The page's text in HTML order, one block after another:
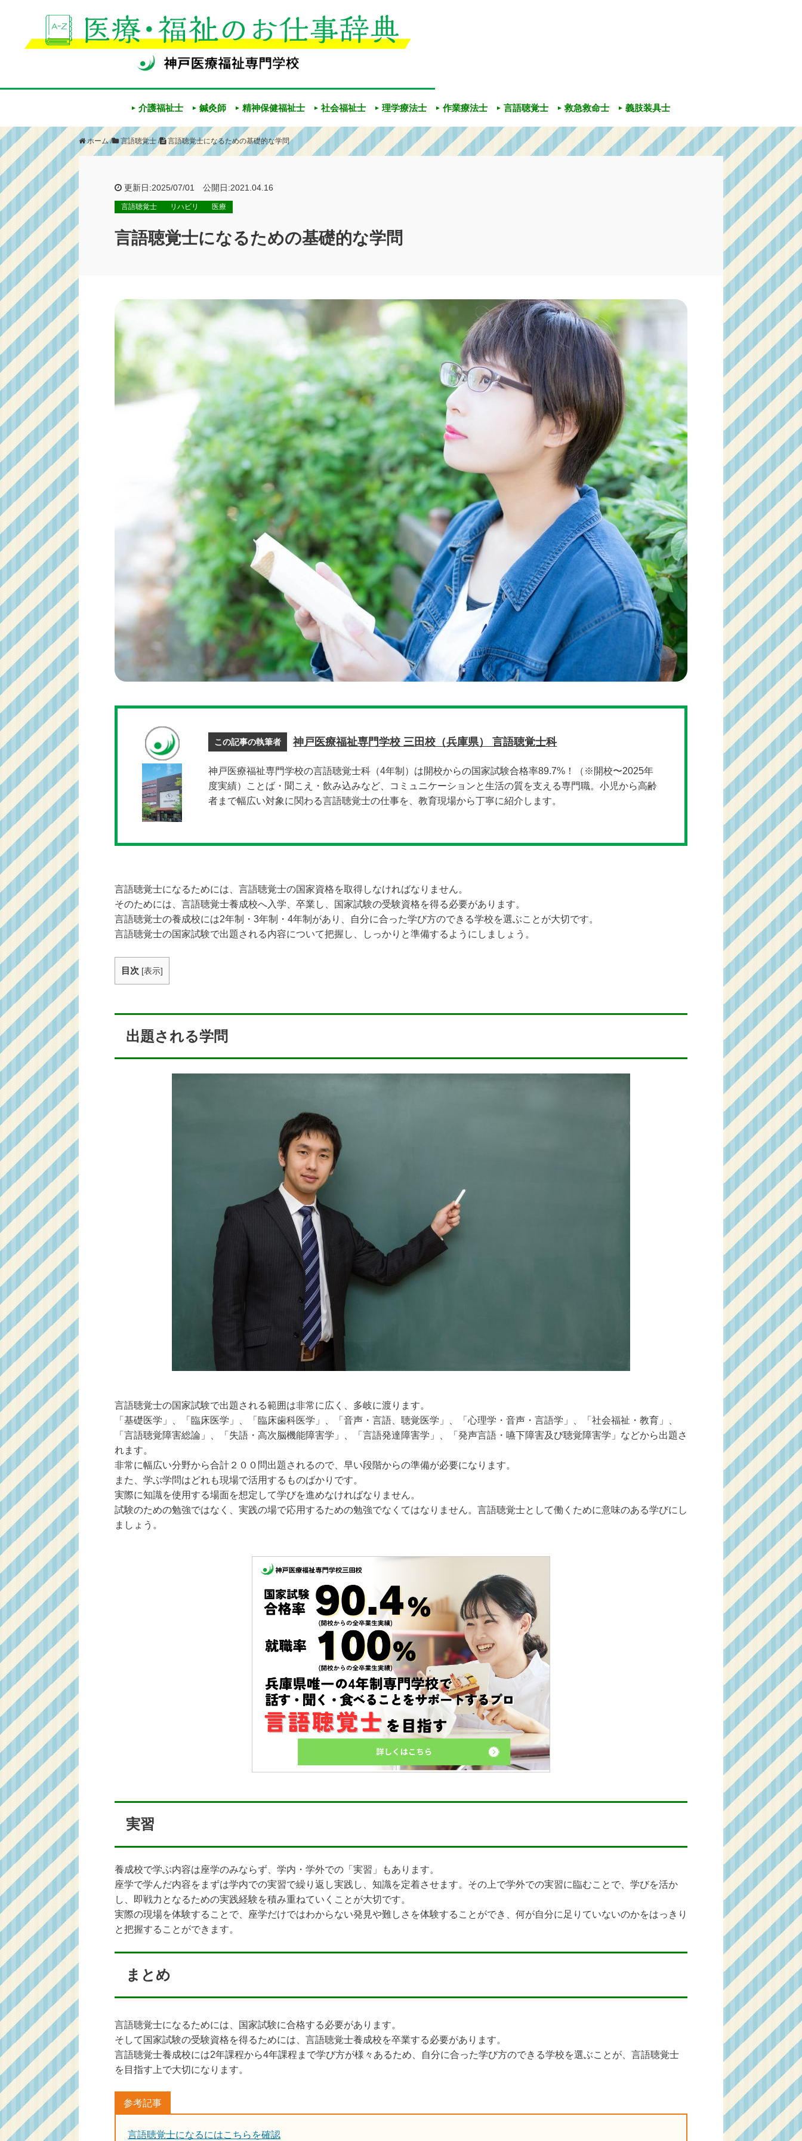
介護福祉士 鍼灸師 精神保健福祉士 社会福祉士 理学療法士 作業療法士 言語聴覚士 救急救命士 義肢装具士
ホーム/ 言語聴覚士 / 言語聴覚士になるための基礎的な学問
更新日:2025/07/01 公開日:2021.04.16
言語聴覚士 リハビリ 医療
言語聴覚士になるための基礎的な学問
この記事の執筆者 神戸医療福祉専門学校 三田校（兵庫県） 言語聴覚士科
神戸医療福祉専門学校の言語聴覚士科（4年制）は開校からの国家試験合格率89.7%！（※開校〜2025年
度実績）ことば・聞こえ・飲み込みなど、コミュニケーションと生活の質を支える専門職。小児から高齢
者まで幅広い対象に関わる言語聴覚士の仕事を、教育現場から丁寧に紹介します。
言語聴覚士になるためには、言語聴覚士の国家資格を取得しなければなりません。
そのためには、言語聴覚士養成校へ入学、卒業し、国家試験の受験資格を得る必要があります。
言語聴覚士の養成校には2年制・3年制・4年制があり、自分に合った学び方のできる学校を選ぶことが大切です。
言語聴覚士の国家試験で出題される内容について把握し、しっかりと準備するようにしましょう。
目次 [表示]
出題される学問
言語聴覚士の国家試験で出題される範囲は非常に広く、多岐に渡ります。
「基礎医学」、「臨床医学」、「臨床歯科医学」、「音声・言語、聴覚医学」、「心理学・音声・言語学」、「社会福祉・教育」、
「言語聴覚障害総論」、「失語・高次脳機能障害学」、「言語発達障害学」、「発声言語・嚥下障害及び聴覚障害学」などから出題さ
れます。
非常に幅広い分野から合計２００問出題されるので、早い段階からの準備が必要になります。
また、学ぶ学問はどれも現場で活用するものばかりです。
実際に知識を使用する場面を想定して学びを進めなければなりません。
試験のための勉強ではなく、実践の場で応用するための勉強でなくてはなりません。言語聴覚士として働くために意味のある学びにし
ましょう。
実習
養成校で学ぶ内容は座学のみならず、学内・学外での「実習」もあります。
座学で学んだ内容をまずは学内での実習で繰り返し実践し、知識を定着させます。その上で学外での実習に臨むことで、学びを活か
し、即戦力となるための実践経験を積み重ねていくことが大切です。
実際の現場を体験することで、座学だけではわからない発見や難しさを体験することができ、何が自分に足りていないのかをはっきり
と把握することができます。
まとめ
言語聴覚士になるためには、国家試験に合格する必要があります。
そして国家試験の受験資格を得るためには、言語聴覚士養成校を卒業する必要があります。
言語聴覚士養成校には2年課程から4年課程まで学び方が様々あるため、自分に合った学び方のできる学校を選ぶことが、言語聴覚士
を目指す上で大切になります。
言語聴覚士になるにはこちらを確認